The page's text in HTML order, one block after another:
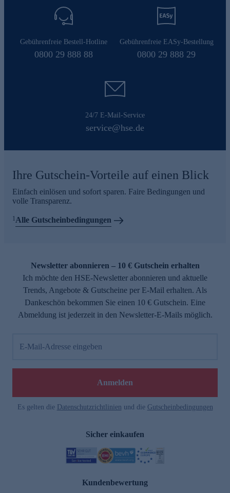
Gebührenfreie Bestell-Hotline
0800 29 888 88
Gebührenfreie EASy-Bestellung
0800 29 888 29
24/7 E-Mail-Service
service@hse.de
Ihre Gutschein-Vorteile auf einen Blick
Einfach einlösen und sofort sparen. Faire Bedingungen und
volle Transparenz.
1 Alle Gutscheinbedingungen
Newsletter abonnieren – 10 € Gutschein erhalten
Ich möchte den HSE-Newsletter abonnieren und aktuelle
Trends, Angebote & Gutscheine per E-Mail erhalten. Als
Dankeschön bekommen Sie einen 10 € Gutschein. Eine
Abmeldung ist jederzeit in den Newsletter-E-Mails möglich.
E-Mail-Adresse eingeben
Anmelden
Es gelten die Datenschutzrichtlinien und die Gutscheinbedingungen
Sicher einkaufen
Kundenbewertung